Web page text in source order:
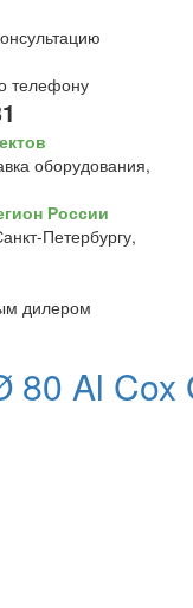
телефону
оборудования,
России
Петербургу,
дилером
80 Al Cox